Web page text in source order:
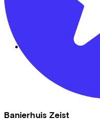
Banierhuis Zeist
Privacy statement
Cookie statement
Cookie settings